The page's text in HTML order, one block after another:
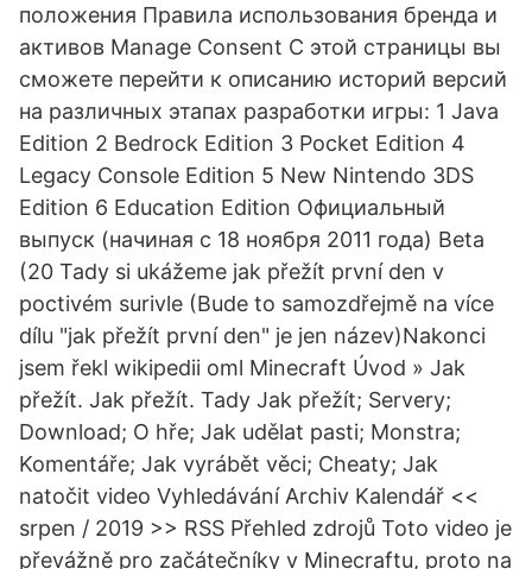
положения Правила использования бренда и
активов Manage Consent С этой страницы вы
сможете перейти к описанию историй версий
на различных этапах разработки игры: 1 Java
Edition 2 Bedrock Edition 3 Pocket Edition 4
Legacy Console Edition 5 New Nintendo 3DS
Edition 6 Education Edition Официальный
выпуск (начиная с 18 ноября 2011 года) Beta
(20 Tady si ukážeme jak přežít první den v
poctivém surivle (Bude to samozdřejmě na více
dílu "jak přežít první den" je jen název)Nakonci
jsem řekl wikipedii oml Minecraft Úvod » Jak
přežít. Jak přežít. Tady Jak přežít; Servery;
Download; O hře; Jak udělat pasti; Monstra;
Komentáře; Jak vyrábět věci; Cheaty; Jak
natočit video Vyhledávání Archiv Kalendář <<
srpen / 2019 >> RSS Přehled zdrojů Toto video je
převážně pro začátečníky v Minecraftu, proto na